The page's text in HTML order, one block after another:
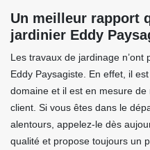
Un meilleur rapport
jardinier Eddy
Les travaux de jardinage
Eddy Paysagiste. En effet, il
domaine et il est en mesure
client. Si vous êtes dans le
alentours, appelez-le dès
qualité et propose toujours un